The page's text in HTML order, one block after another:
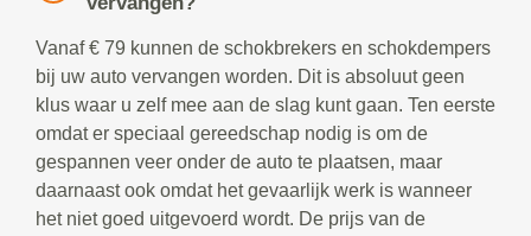
Vanaf € 79 kunnen de schokbrekers en schokdempers
bij uw auto vervangen worden. Dit is absoluut geen
klus waar u zelf mee aan de slag kunt gaan. Ten eerste
omdat er speciaal gereedschap nodig is om de
gespannen veer onder de auto te plaatsen, maar
daarnaast ook omdat het gevaarlijk werk is wanneer
het niet goed uitgevoerd wordt. De prijs van de